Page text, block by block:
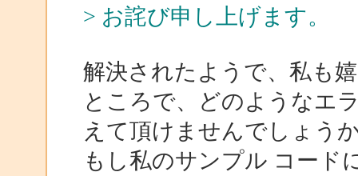
> お詫び申し上げます。
解決されたようで、私も
ところで、どのようなエ
えて頂けませんでしょう
もし私のサンプル コード